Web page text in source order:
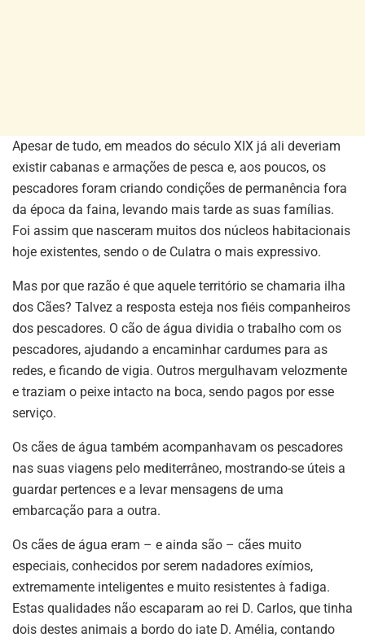
Apesar de tudo, em meados do século XIX já ali deveriam
existir cabanas e armações de pesca e, aos poucos, os
pescadores foram criando condições de permanência fora
da época da faina, levando mais tarde as suas famílias.
Foi assim que nasceram muitos dos núcleos habitacionais
hoje existentes, sendo o de Culatra o mais expressivo.
Mas por que razão é que aquele território se chamaria ilha
dos Cães? Talvez a resposta esteja nos fiéis companheiros
dos pescadores. O cão de água dividia o trabalho com os
pescadores, ajudando a encaminhar cardumes para as
redes, e ficando de vigia. Outros mergulhavam velozmente
e traziam o peixe intacto na boca, sendo pagos por esse
serviço.
Os cães de água também acompanhavam os pescadores
nas suas viagens pelo mediterrâneo, mostrando-se úteis a
guardar pertences e a levar mensagens de uma
embarcação para a outra.
Os cães de água eram – e ainda são – cães muito
especiais, conhecidos por serem nadadores exímios,
extremamente inteligentes e muito resistentes à fadiga.
Estas qualidades não escaparam ao rei D. Carlos, que tinha
dois destes animais a bordo do iate D. Amélia, contando